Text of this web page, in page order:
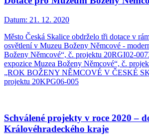
Datum: 21. 12. 2020
Město Česká Skalice obdrželo tři dotace v
osvětlení v Muzeu Boženy Němcové -
Boženy Němcové“, č. projektu 20RGI02-
expozice Muzea Boženy Němcové“, č.
„ROK BOŽENY NĚMCOVÉ V ČESKÉ
projektu 20KPG06-005
Schválené projekty v roce 2020 –
Královéhradeckého kraje